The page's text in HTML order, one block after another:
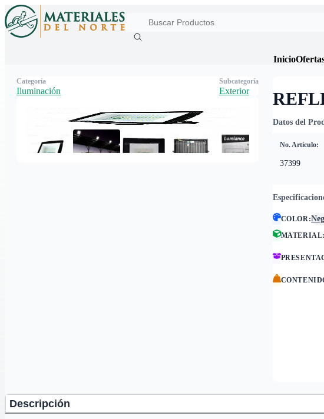
Inicio
Datos del
No. Artículo:
37399
COLOR:
MATERIAL
Categoría
Iluminación
Subcategoría
Exterior
Descripción